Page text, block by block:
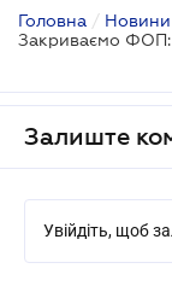
Головна / Новини
Залиште
Увійдіть, щоб